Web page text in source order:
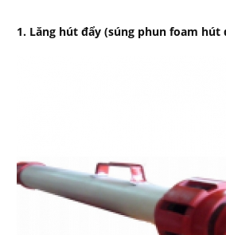
1. Lăng hút đẩy (súng phun foam hút